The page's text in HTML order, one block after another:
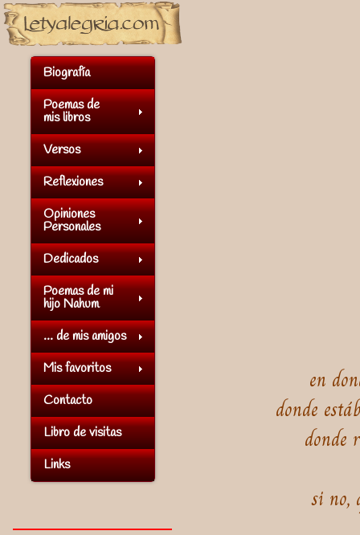
Biografía
Poemas de
mis libros
Versos
Reflexiones
Opiniones
Personales
Dedicados
Poemas de mi
hijo Nahum
... de mis amigos
Mis favoritos
Contacto
Libro de visitas
Links
en
donde
donde
si no,